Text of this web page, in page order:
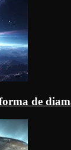
de